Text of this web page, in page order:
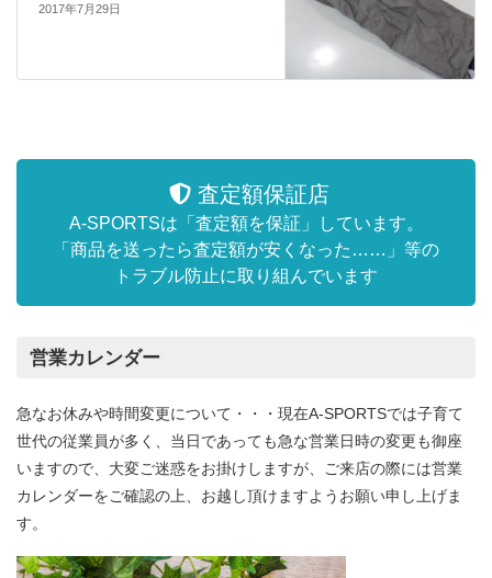
2017年7月29日
査定額保証店
A-SPORTSは「査定額を保証」しています。
「商品を送ったら査定額が安くなった……」等の
トラブル防止に取り組んでいます
営業カレンダー
急なお休みや時間変更について・・・現在A-SPORTSでは子育て
世代の従業員が多く、当日であっても急な営業日時の変更も御座
いますので、大変ご迷惑をお掛けしますが、ご来店の際には営業
カレンダーをご確認の上、お越し頂けますようお願い申し上げま
す。